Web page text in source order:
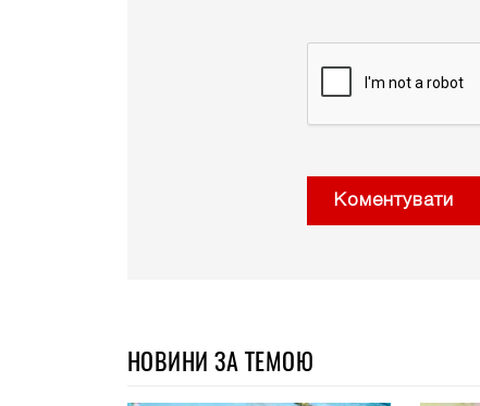
Коментувати
НОВИНИ ЗА ТЕМОЮ